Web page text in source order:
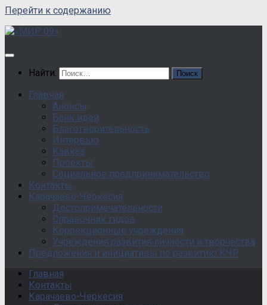
Перейти к содержанию
Найти:
Главная
Анонсы
Банк идей
Благотворительность
Интервью
Кавказ
Проекты
Социальное предпринимательство
Контакты
Карачаево-Черкесия
Достопримечательности
Справочник гидов
Коррекционные учреждения
Учреждения развития личности и творчества
Предложения и инициативы по развитию КЧР
Главная
Контакты
Карачаево-Черкесия